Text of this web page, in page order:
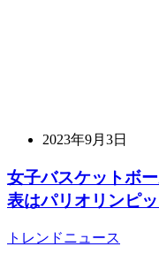
2023年9月3日
女子バスケットボ
表はパリオリンピ
トレンドニュース